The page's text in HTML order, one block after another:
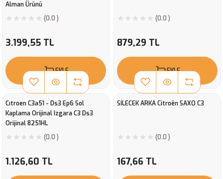
Alman Ürünü
(0.0 )
3.199,55 TL
EKLE
(0.0 )
879,29 TL
EKLE
Cıtroen C3a51 - Ds3 Ep6 Sol
Kaplama Orijinal Izgara C3 Ds3
Orijinal 8251HL
(0.0 )
1.126,60 TL
SİLECEK ARKA Citroën SAXO C3
(0.0 )
167,66 TL